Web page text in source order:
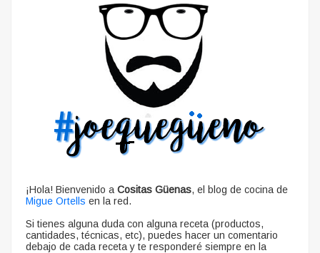
¡Hola! Bienvenido a Cositas Güenas, el blog de cocina de
Migue Ortells en la red.
Si tienes alguna duda con alguna receta (productos,
cantidades, técnicas, etc), puedes hacer un comentario
debajo de cada receta y te responderé siempre en la